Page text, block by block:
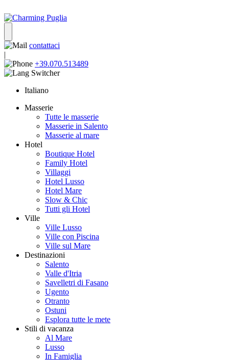
contattaci
|
+39.070.513489
Italiano
Masserie
Tutte le masserie
Masserie in Salento
Masserie al mare
Hotel
Boutique Hotel
Family Hotel
Villaggi
Hotel Lusso
Hotel Mare
Slow & Chic
Tutti gli Hotel
Ville
Ville Lusso
Ville con Piscina
Ville sul Mare
Destinazioni
Salento
Valle d'Itria
Savelletri di Fasano
Ugento
Otranto
Ostuni
Esplora tutte le mete
Stili di vacanza
Al Mare
Lusso
In Famiglia